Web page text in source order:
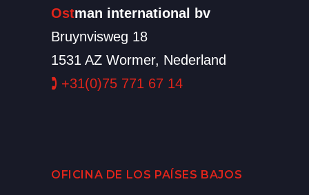
Ostman international bv
Bruynvisweg 18
1531 AZ Wormer, Nederland
🕽 +31(0)75 771 67 14
OFICINA DE LOS PAÍSES BAJOS